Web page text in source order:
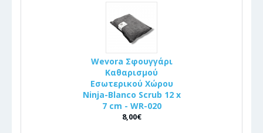
Wevora Σφουγγάρι
Καθαρισμού
Εσωτερικού Χώρου
Ninja-Blanco Scrub 12 x
7 cm - WR-020
8,00€